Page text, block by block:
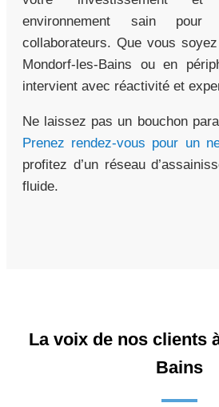
environnement sain
collaborateurs. Que vous
Mondorf-les-Bains ou en
intervient avec réactivité et
Ne laissez pas un bouchon
Prenez rendez-vous pour un
profitez d’un réseau
fluide.
La voix de nos clients
Bains